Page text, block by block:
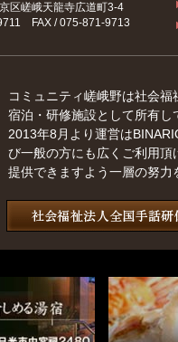
区嵯峨天龍寺広道町3-4
FAX / 075-871-9713
コミュニティ嵯峨野は社会
宿泊・研修施設として所有し
2013年8月より運営は
び一般の方にも広くご利用
提供できますよう一層の努